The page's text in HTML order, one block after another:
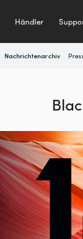
Händler
Nachrichtenarchiv